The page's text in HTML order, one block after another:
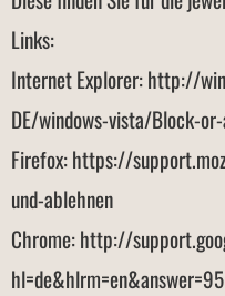
Links:
Internet Explorer: http://
DE/windows-vista/Block-
Firefox: https://
und-ablehnen
Chrome: http://